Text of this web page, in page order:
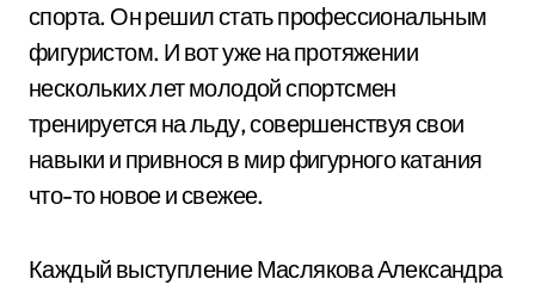
спорта. Он решил стать профессиональным
фигуристом. И вот уже на протяжении
нескольких лет молодой спортсмен
тренируется на льду, совершенствуя свои
навыки и привнося в мир фигурного катания
что-то новое и свежее.
Каждый выступление Маслякова Александра